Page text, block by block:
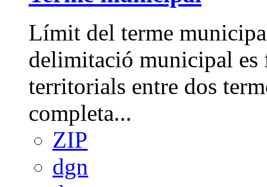
Límit del terme
delimitació municipal
territorials entre dos
completa...
ZIP
dgn